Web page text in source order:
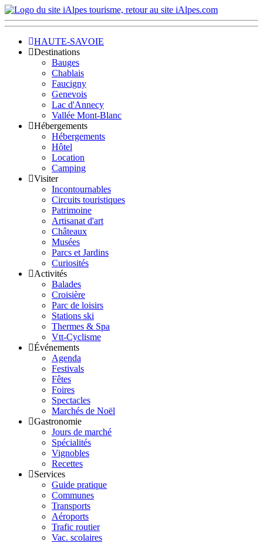
HAUTE-SAVOIE
Destinations
Bauges
Chablais
Faucigny
Genevois
Lac d'Annecy
Vallée Mont-Blanc
Hébergements
Hébergements
Hôtel
Location
Camping
Visiter
Incontournables
Circuits touristiques
Patrimoine
Artisanat d'art
Châteaux
Musées
Parcs et Jardins
Curiosités
Activités
Balades
Croisière
Parc de loisirs
Stations ski
Thermes & Spa
Vtt-Cyclisme
Événements
Agenda
Festivals
Fêtes
Foires
Spectacles
Marchés de Noël
Gastronomie
Jours de marché
Spécialités
Vignobles
Recettes
Services
Guide pratique
Communes
Transports
Aéroports
Trafic routier
Vac. scolaires